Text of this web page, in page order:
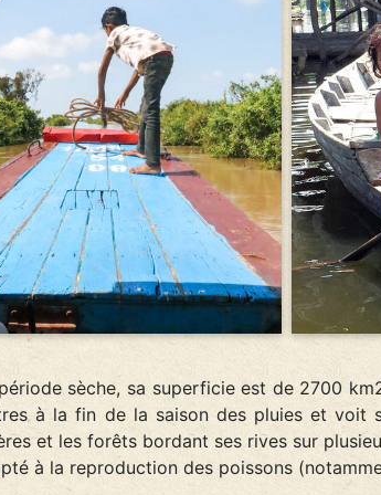
sèche, sa superficie est de 2700
à la fin de la saison des pluies et voit
et les forêts bordant ses rives sur
à la reproduction des poissons